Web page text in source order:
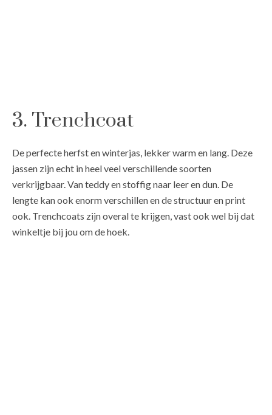
3. Trenchcoat
De perfecte herfst en winterjas, lekker warm en lang. Deze
jassen zijn echt in heel veel verschillende soorten
verkrijgbaar. Van teddy en stoffig naar leer en dun. De
lengte kan ook enorm verschillen en de structuur en print
ook. Trenchcoats zijn overal te krijgen, vast ook wel bij dat
winkeltje bij jou om de hoek.